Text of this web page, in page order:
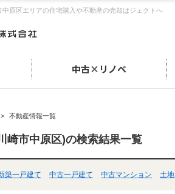
原区エリアの住宅購入や不動産の売却はジェクトへ
中古×リノベ
> 不動産情報一覧
崎市中原区)の検索結果一覧
築一戸建て 中古一戸建て 中古マンション 土地